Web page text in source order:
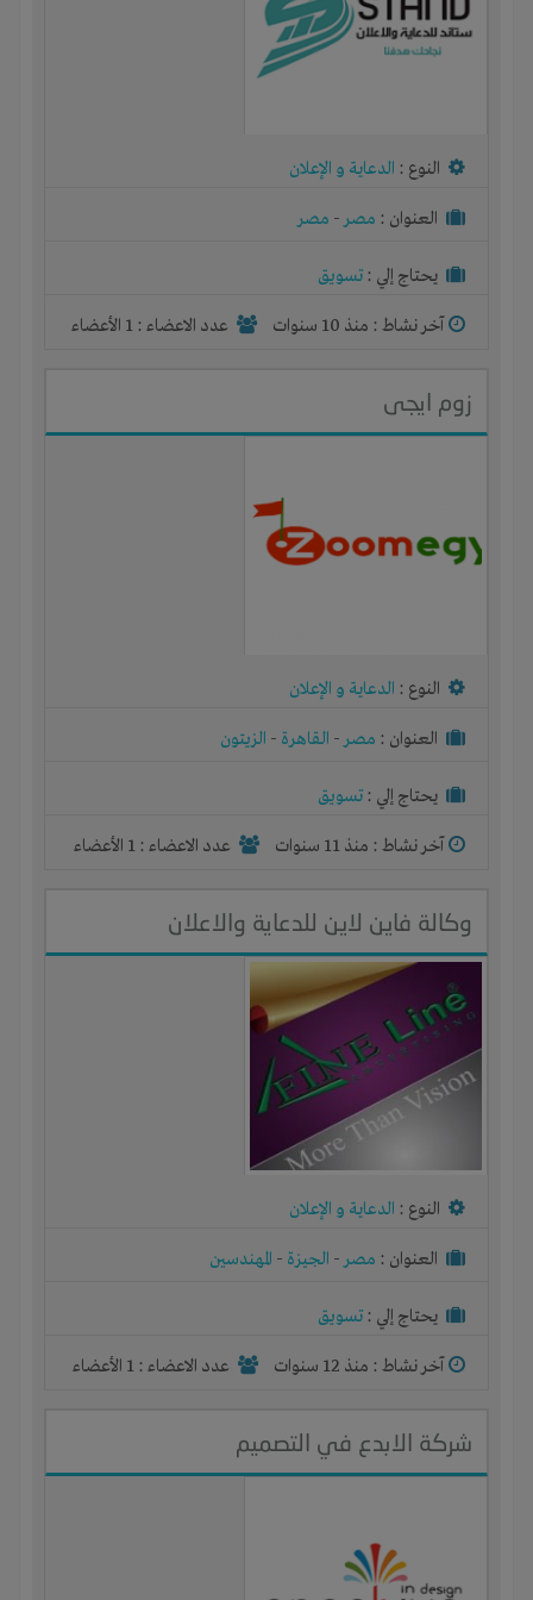
النوع : الدعاية و الإعلان
العنوان : مصر- مصر
يحتاج إلي : تسويق
آخر نشاط : منذ 10 سنوات عدد الاعضاء : 1 الأعضاء
زوم ايجى
النوع : الدعاية و الإعلان
العنوان : مصر- القاهرة - الزيتون
يحتاج إلي : تسويق
آخر نشاط : منذ 11 سنوات عدد الاعضاء : 1 الأعضاء
وكالة فاين لاين للدعاية والاعلان
النوع : الدعاية و الإعلان
العنوان : مصر- الجيزة - المهندسين
يحتاج إلي : تسويق
آخر نشاط : منذ 12 سنوات عدد الاعضاء : 1 الأعضاء
شركة الابدع في التصميم